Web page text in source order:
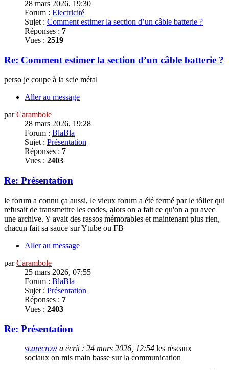
28 mars 2026, 19:30
Forum : Electricité
Sujet : Comment estimer la section d’un câble batterie ?
Réponses : 7
Vues : 2519
Re: Comment estimer la section d’un câble batterie ?
perso je coupe à la scie métal
Aller au message
parCarambole
28 mars 2026, 19:28
Forum : BlaBla
Sujet : Présentation
Réponses : 7
Vues : 2403
Re: Présentation
le forum a connu ça aussi, le vieux forum a été fermé par le tôlier qui
refusait de transmettre les codes, alors on a fait ce qu'on a pu avec
une archive. Y avait des rassos mémorables et maintenant plus rien,
chacun fait sa sauce sur Ytube ou FB
Aller au message
parCarambole
25 mars 2026, 07:55
Forum : BlaBla
Sujet : Présentation
Réponses : 7
Vues : 2403
Re: Présentation
scarecrow a écrit : 24 mars 2026, 12:54 les réseaux
sociaux on mis main basse sur la communication